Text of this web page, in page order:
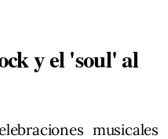
y el 'soul' al
musicales